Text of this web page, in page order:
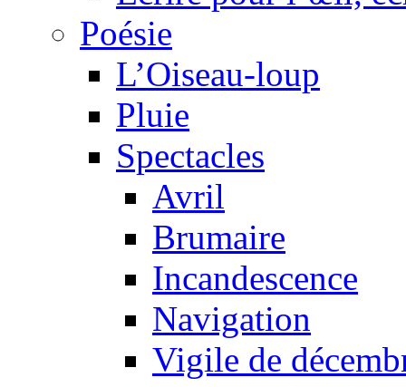
Poésie
L’Oiseau-loup
Pluie
Spectacles
Avril
Brumaire
Incandescence
Navigation
Vigile de